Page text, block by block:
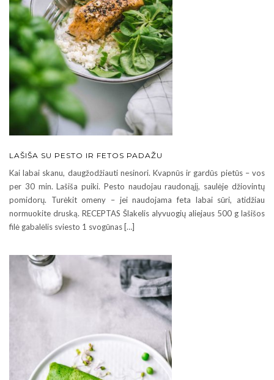
LAŠIŠA SU PESTO IR FETOS PADAŽU
Kai labai skanu, daugžodžiauti nesinori. Kvapnūs ir gardūs pietūs – vos
per 30 min. Lašiša puiki. Pesto naudojau raudonąjį, saulėje džiovintų
pomidorų. Turėkit omeny – jei naudojama feta labai sūri, atidžiau
normuokite druską. RECEPTAS Šlakelis alyvuogių aliejaus 500 g lašišos
filė gabalėlis sviesto 1 svogūnas […]